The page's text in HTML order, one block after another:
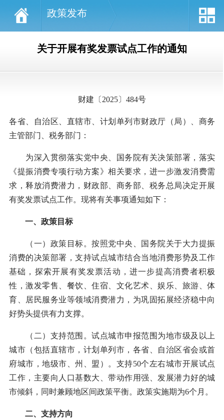
政策发布
关于开展有奖发票试点工作的通知
财建〔2025〕484号
各省、自治区、直辖市、计划单列市财政厅（局）、商务
主管部门、税务部门：
为深入贯彻落实党中央、国务院有关决策部署，落实
《提振消费专项行动方案》相关要求，进一步激发消费需
求，释放消费潜力，财政部、商务部、税务总局决定开展
有奖发票试点工作。现将有关事项通知如下：
一、政策目标
（一）政策目标。按照党中央、国务院关于大力提振
消费的决策部署，支持试点城市结合当地消费形势及工作
基础，探索开展有奖发票活动，进一步提高消费者积极
性，激发零售、餐饮、住宿、文化艺术、娱乐、旅游、体
育、居民服务业等领域消费潜力，为巩固拓展经济稳中向
好势头提供有力支撑。
（二）支持范围。试点城市申报范围为地市级及以上
城市（包括直辖市，计划单列市，各省、自治区省会或首
府城市，地级市、州、盟）。支持50个左右城市开展试点
工作，主要向人口基数大、带动作用强、发展潜力好的城
市倾斜，同时兼顾地区间政策平衡。政策实施期为6个月。
二、支持方向